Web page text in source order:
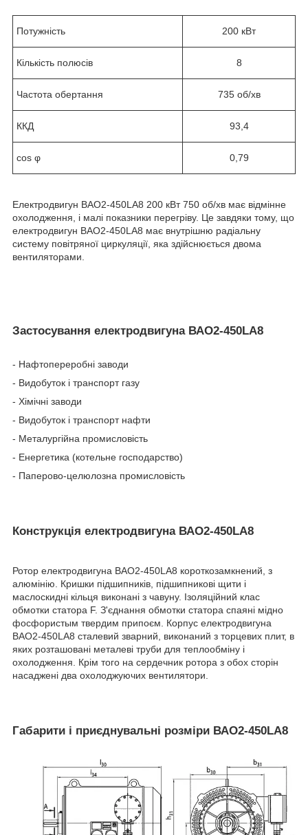
Потужність 200 кВт
Кількість полюсів 8
Частота обертання 735 об/хв
ККД 93,4
cos φ 0,79
Електродвигун ВАО2-450LA8 200 кВт 750 об/хв має відмінне
охолодження, і малі показники перегріву. Це завдяки тому, що
електродвигун ВАО2-450LA8 має внутрішню радіальну
систему повітряної циркуляції, яка здійснюється двома
вентиляторами.
Застосування електродвигуна ВАО2-450LA8
- Нафтопереробні заводи
- Видобуток і транспорт газу
- Хімічні заводи
- Видобуток і транспорт нафти
- Металургійна промисловість
- Енергетика (котельне господарство)
- Паперово-целюлозна промисловість
Конструкція електродвигуна ВАО2-450LA8
Ротор електродвигуна ВАО2-450LA8 короткозамкнений, з
алюмінію. Кришки підшипників, підшипникові щити і
маслоскидні кільця виконані з чавуну. Ізоляційний клас
обмотки статора F. З'єднання обмотки статора спаяні мідно
фосфористым твердим припоєм. Корпус електродвигуна
ВАО2-450LA8 сталевий зварний, виконаний з торцевих плит, в
яких розташовані металеві труби для теплообміну і
охолодження. Крім того на сердечник ротора з обох сторін
насаджені два охолоджуючих вентилятори.
Габарити і приєднувальні розміри ВАО2-450LA8